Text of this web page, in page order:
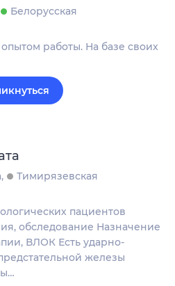
Белорусская
работы. На базе своих
Тимирязевская
пациентов
обследование Назначение
ВЛОК Есть ударно-
железы